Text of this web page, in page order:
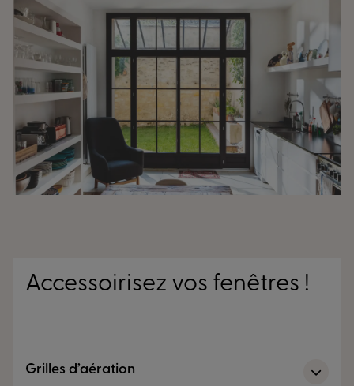
Accessoirisez vos fenêtres !
Grilles d’aération